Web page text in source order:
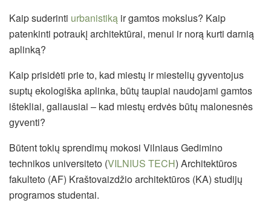
Kaip suderinti urbanistiką ir gamtos mokslus? Kaip
patenkinti potraukį architektūrai, menui ir norą kurti darnią
aplinką?
Kaip prisidėti prie to, kad miestų ir miestelių gyventojus
suptų ekologiška aplinka, būtų taupiai naudojami gamtos
ištekliai, galiausiai – kad miestų erdvės būtų malonesnės
gyventi?
Būtent tokių sprendimų mokosi Vilniaus Gedimino
technikos universiteto (VILNIUS TECH) Architektūros
fakulteto (AF) Kraštovaizdžio architektūros (KA) studijų
programos studentai.